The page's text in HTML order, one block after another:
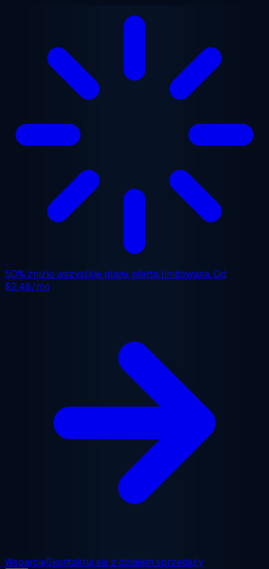
50% zniżki wszystkie plany, oferta limitowana. Od
$2.48/mo
WsparcieSkontaktuj się z działem sprzedaży